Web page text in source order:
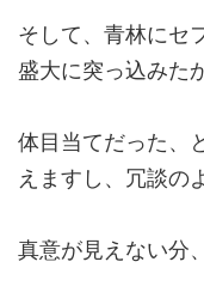
そして、青林にセ
盛大に突っ込みた
体目当てだった、
えますし、冗談の
真意が見えない分